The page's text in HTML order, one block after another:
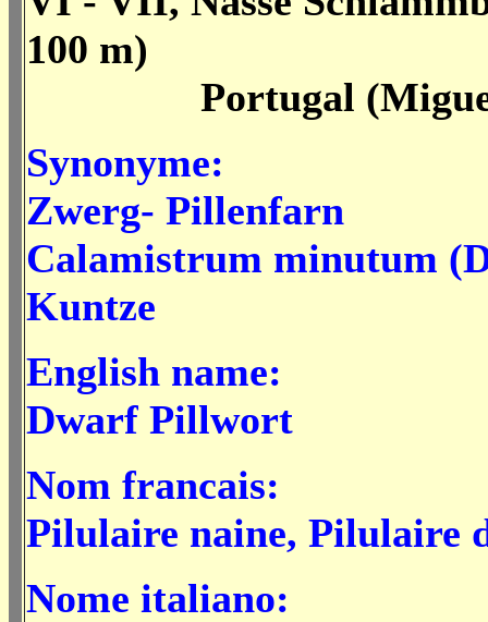
100 m)
Portugal (Miguel
Synonyme:
Zwerg- Pillenfarn
Calamistrum minutum
Kuntze
English name:
Dwarf Pillwort
Nom francais:
Pilulaire naine, Pilulaire
Nome italiano: